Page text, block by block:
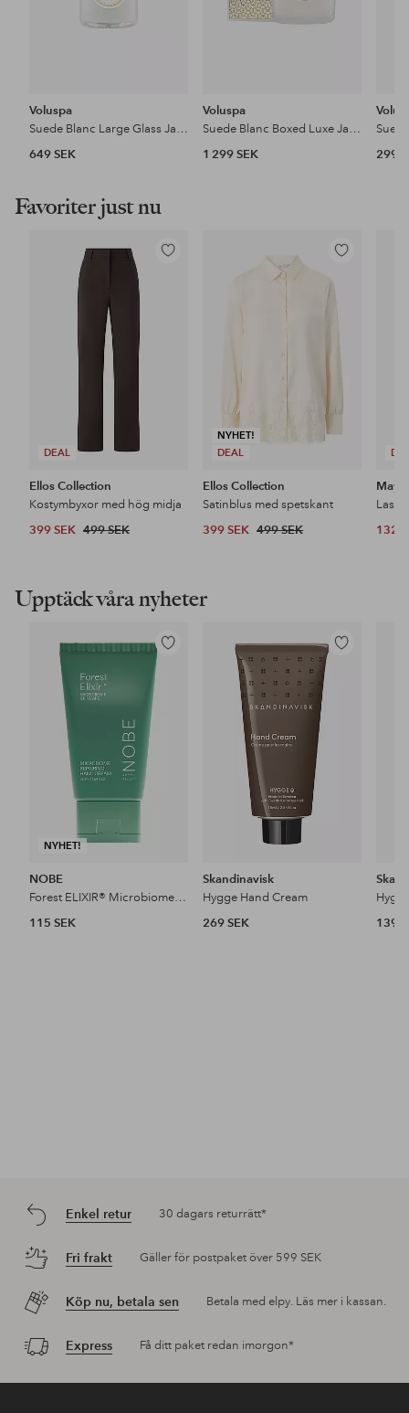
Voluspa
Suede Blanc Large Glass Jar Candle 100H
649 SEK
Voluspa
Suede Blanc Boxed Luxe Jar Candle 80H
1 299 SEK
299
Favoriter just nu
DEAL
Lägg
Ellos Collection
Kostymbyxor med hög midja
399 SEK 499 SEK
NYHET!
DEAL
Lägg
i
Ellos Collection
Satinblus med spetskant
399 SEK 499 SEK 132
Upptäck våra nyheter
NYHET!
Lägg
till
i
NOBE
Forest ELIXIR® Microbiome Repairing Hand Cream 50 Ml
115 SEK
Lägg
Skandinavisk
Hygge Hand Cream
269 SEK
139
Enkel retur 30 dagars returrätt*
Fri frakt Gäller för postpaket över 599 SEK
Köp nu, betala sen Betala med elpy. Läs mer i kassan.
Express Få ditt paket redan imorgon*